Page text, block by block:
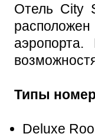
Отель City
аэропорта.
Типы
Deluxe